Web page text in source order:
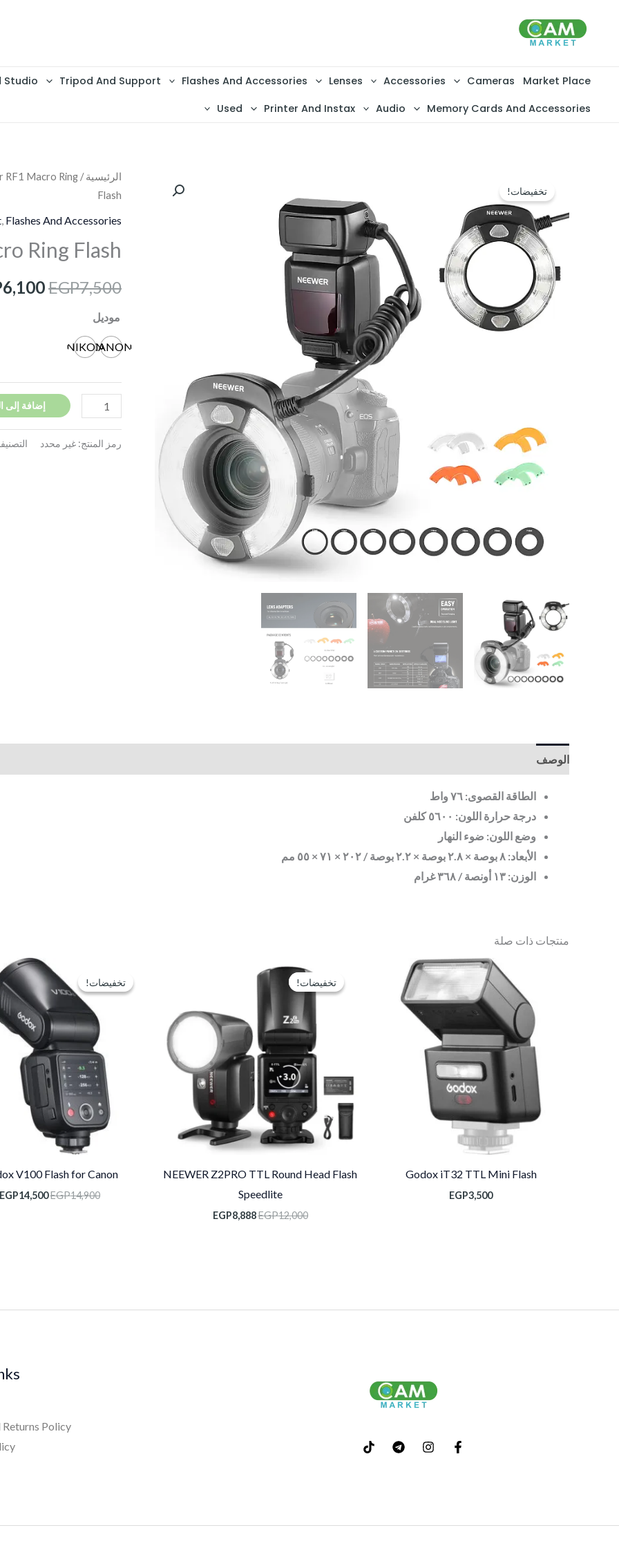
Market Place
Cameras
Accessories
Lenses
Flashes And Accessories
Tripod And Support
Studio
Memory Cards And Accessories
Audio
Printer And Instax
Used
تخفيضات!
الرئيسية/
RF1 Macro Ring
Flash
Flashes And Accessories
Ring Flash
EGP7,500
السعر
هو:
6,100
موديل
CANON
NIKON
كمية
Neewer
RF1
Ring
إضافة إلى
رمز المنتج: غير محدد
الوصف
الطاقة القصوى: ٧٦ واط
درجة حرارة اللون: ٥٦٠٠ كلفن
وضع اللون: ضوء النهار
الأبعاد: ٨ بوصة × ٢.٨ بوصة × ٢.٢ بوصة / ٢٠٢ × ٧١ × ٥٥ مم
الوزن: ١٣ أونصة / ٣٦٨ غرام
منتجات ذات صلة
Godox iT32 TTL Mini Flash
EGP3,500
تخفيضات!
تخفيضات!
NEEWER Z2PRO TTL Round Head Flash
Speedlite
EGP12,000
EGP8,888
تخفيضات!
تخفيضات!
V100 Flash for Canon
EGP14,900
السعر
الأصلي
EGP14,900.
EGP14,500
Returns Policy